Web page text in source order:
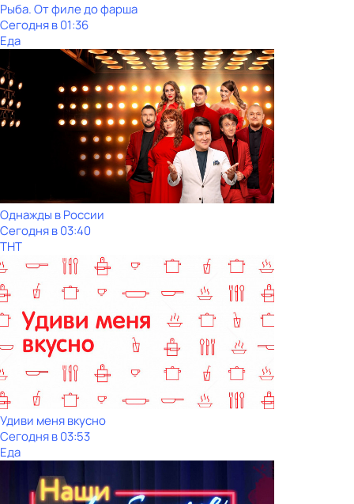
Рыба. От филе до фарша
Сегодня в 01:36
Еда
Однажды в России
Сегодня в 03:40
ТНТ
Удиви меня вкусно
Сегодня в 03:53
Еда